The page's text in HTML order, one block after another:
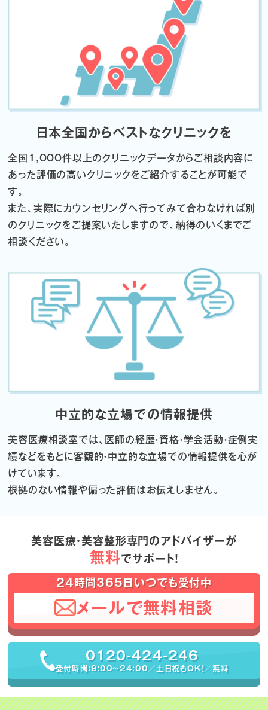
日本全国からベストなクリニックを
全国1,000件以上のクリニックデータからご相談内容に
あった評価の高いクリニックをご紹介することが可能で
す。
また、実際にカウンセリングへ行ってみて合わなければ別
のクリニックをご提案いたしますので、納得のいくまでご
相談ください。
中立的な立場での情報提供
美容医療相談室では、医師の経歴・資格・学会活動・症例実
績などをもとに客観的・中立的な立場での情報提供を心が
けています。
根拠のない情報や偏った評価はお伝えしません。
美容医療・美容整形専門のアドバイザーが
無料でサポート！
24時間365日いつでも受付中
メールで無料相談
0120-424-246
受付時間：9:00〜24:00／土日祝もOK！／無料